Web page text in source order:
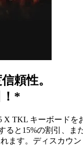
頼性。
！*
X TKL キーボードを
ると15%の割引、ま
ます。ディスカウ